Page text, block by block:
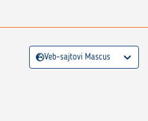
Veb-sajtovi Mascus